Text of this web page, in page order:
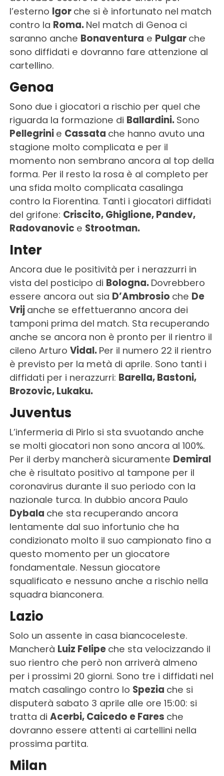
l’esterno Igor che si è infortunato nel match
contro la Roma. Nel match di Genoa ci
saranno anche Bonaventura e Pulgar che
sono diffidati e dovranno fare attenzione al
cartellino.
Genoa
Sono due i giocatori a rischio per quel che
riguarda la formazione di Ballardini. Sono
Pellegrini e Cassata che hanno avuto una
stagione molto complicata e per il
momento non sembrano ancora al top della
forma. Per il resto la rosa è al completo per
una sfida molto complicata casalinga
contro la Fiorentina. Tanti i giocatori diffidati
del grifone: Criscito, Ghiglione, Pandev,
Radovanovic e Strootman.
Inter
Ancora due le positività per i nerazzurri in
vista del posticipo di Bologna. Dovrebbero
essere ancora out sia D’Ambrosio che De
Vrij anche se effettueranno ancora dei
tamponi prima del match. Sta recuperando
anche se ancora non è pronto per il rientro il
cileno Arturo Vidal. Per il numero 22 il rientro
è previsto per la metà di aprile. Sono tanti i
diffidati per i nerazzurri: Barella, Bastoni,
Brozovic, Lukaku.
Juventus
L’infermeria di Pirlo si sta svuotando anche
se molti giocatori non sono ancora al 100%.
Per il derby mancherà sicuramente Demiral
che è risultato positivo al tampone per il
coronavirus durante il suo periodo con la
nazionale turca. In dubbio ancora Paulo
Dybala che sta recuperando ancora
lentamente dal suo infortunio che ha
condizionato molto il suo campionato fino a
questo momento per un giocatore
fondamentale. Nessun giocatore
squalificato e nessuno anche a rischio nella
squadra bianconera.
Lazio
Solo un assente in casa biancoceleste.
Mancherà Luiz Felipe che sta velocizzando il
suo rientro che però non arriverà almeno
per i prossimi 20 giorni. Sono tre i diffidati nel
match casalingo contro lo Spezia che si
disputerà sabato 3 aprile alle ore 15:00: si
tratta di Acerbi, Caicedo e Fares che
dovranno essere attenti ai cartellini nella
prossima partita.
Milan